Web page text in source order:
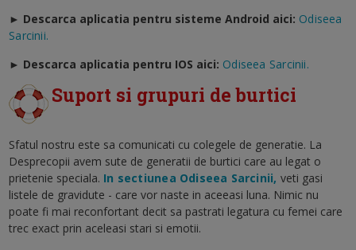
► Descarca aplicatia pentru sisteme Android aici: Odiseea
Sarcinii.
► Descarca aplicatia pentru IOS aici: Odiseea Sarcinii.
Suport si grupuri de burtici
Sfatul nostru este sa comunicati cu colegele de generatie. La
Desprecopii avem sute de generatii de burtici care au legat o
prietenie speciala. In sectiunea Odiseea Sarcinii, veti gasi
listele de gravidute - care vor naste in aceeasi luna. Nimic nu
poate fi mai reconfortant decit sa pastrati legatura cu femei care
trec exact prin aceleasi stari si emotii.